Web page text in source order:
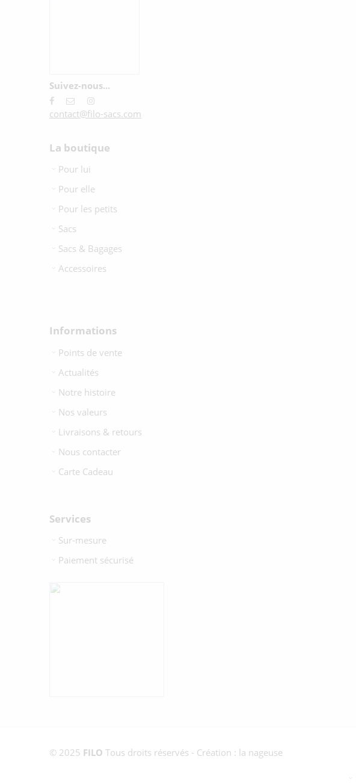
Suivez-nous...
contact@filo-sacs.com
La boutique
Pour lui
Pour elle
Pour les petits
Sacs
Sacs & Bagages
Accessoires
Informations
Points de vente
Actualités
Notre histoire
Nos valeurs
Livraisons & retours
Nous contacter
Carte Cadeau
Services
Sur-mesure
Paiement sécurisé
© 2025 FILO Tous droits réservés - Création : la nageuse